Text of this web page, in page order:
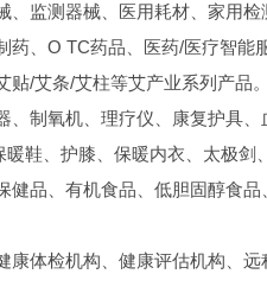
监测器械、医用耗材、家用检
药、O TC药品、医药/医疗智
/艾条/艾柱等艾产业系列产品。
制氧机、理疗仪、康复护具
鞋、护膝、保暖内衣、太极剑
健品、有机食品、低胆固醇食
体检机构、健康评估机构、